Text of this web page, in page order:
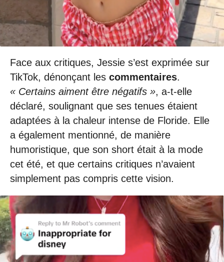
Face aux critiques, Jessie s’est exprimée sur
TikTok, dénonçant les commentaires.
« Certains aiment être négatifs », a-t-elle
déclaré, soulignant que ses tenues étaient
adaptées à la chaleur intense de Floride. Elle
a également mentionné, de manière
humoristique, que son short était à la mode
cet été, et que certains critiques n’avaient
simplement pas compris cette vision.